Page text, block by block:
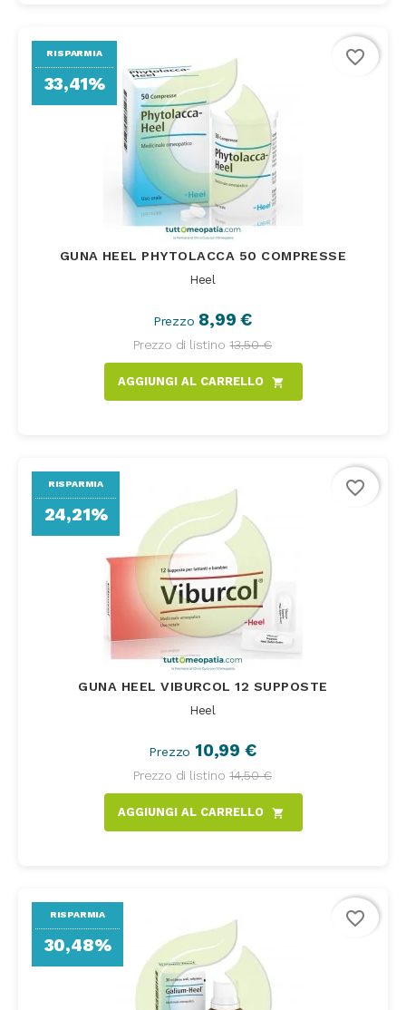
GUNA HEEL PHYTOLACCA 50 COMPRESSE
Heel
Prezzo 8,99 €
Prezzo di listino 13,50 €
AGGIUNGI AL CARRELLO shopping_cart
RISPARMIA
33,41%
favorite_border
GUNA HEEL VIBURCOL 12 SUPPOSTE
Heel
Prezzo 10,99 €
Prezzo di listino 14,50 €
AGGIUNGI AL CARRELLO shopping_cart
RISPARMIA
24,21%
favorite_border
RISPARMIA
30,48%
favorite_border